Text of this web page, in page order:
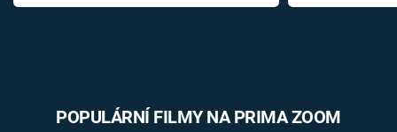
POPULÁRNÍ FILMY NA PRIMA ZOOM